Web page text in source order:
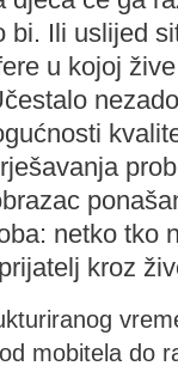
bi. Ili uslijed
u kojoj
netko tko
kroz
mobitela do